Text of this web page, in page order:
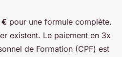
€ pour une formule complète.
existent. Le paiement en 3x
de Formation (CPF) est